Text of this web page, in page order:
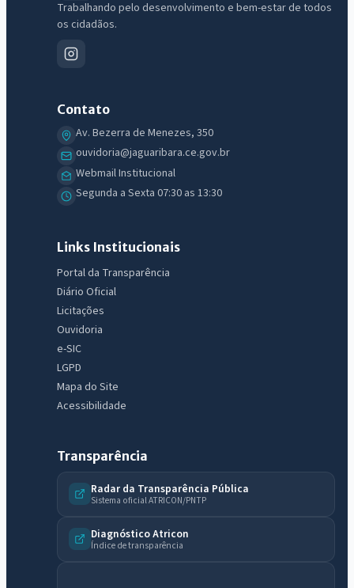
Trabalhando pelo desenvolvimento e bem-estar de todos
os cidadãos.
Contato
Av. Bezerra de Menezes, 350
ouvidoria@jaguaribara.ce.gov.br
Webmail Institucional
Segunda a Sexta 07:30 as 13:30
Links Institucionais
Portal da Transparência
Diário Oficial
Licitações
Ouvidoria
e-SIC
LGPD
Mapa do Site
Acessibilidade
Transparência
Radar da Transparência Pública
Sistema oficial ATRICON/PNTP
Diagnóstico Atricon
Índice de transparência